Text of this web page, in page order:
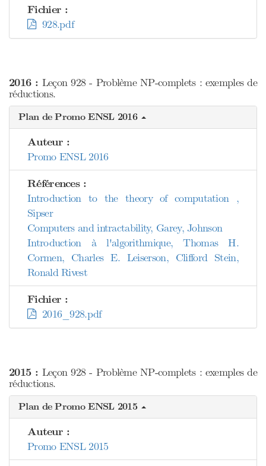
Fichier :
928.pdf
2016 : Leçon 928 - Problème NP-complets : exemples de
réductions.
Plan de Promo ENSL 2016
Auteur :
Promo ENSL 2016
Références :
Introduction to the theory of computation ,
Sipser
Computers and intractability, Garey, Johnson
Introduction à l'algorithmique, Thomas H.
Cormen, Charles E. Leiserson, Clifford Stein,
Ronald Rivest
Fichier :
2016_928.pdf
2015 : Leçon 928 - Problème NP-complets : exemples de
réductions.
Plan de Promo ENSL 2015
Auteur :
Promo ENSL 2015